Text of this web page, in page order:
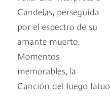
Candelas, perseguida
por el espectro de su
amante muerto.
Momentos
memorables, la
Canción del fuego fatuo